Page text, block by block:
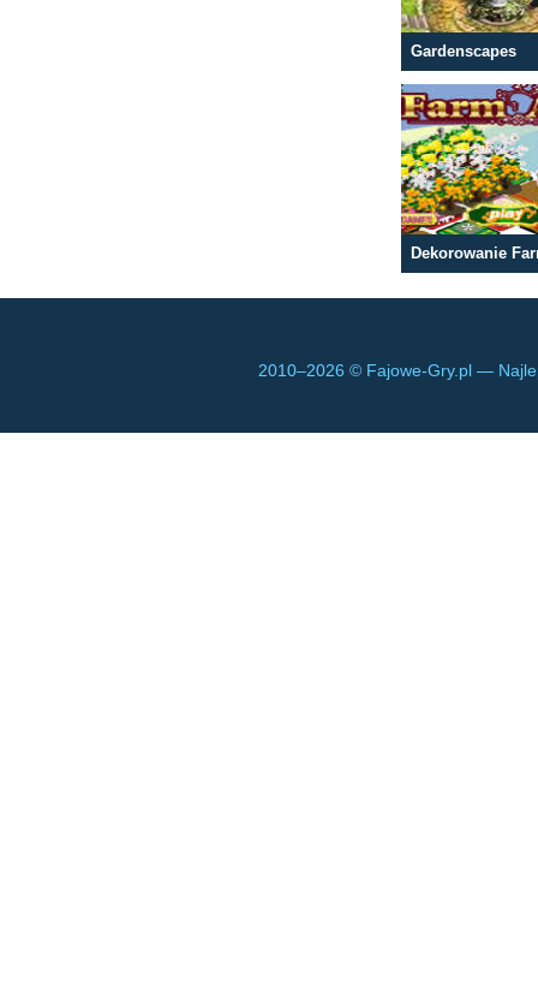
Gardenscapes
Dekorowanie
2010–2026 © Fajowe-Gry.pl —